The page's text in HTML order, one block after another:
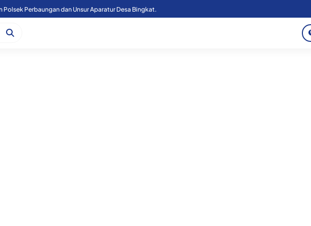
Polsek Perbaungan dan Unsur Aparatur Desa Bingkat.